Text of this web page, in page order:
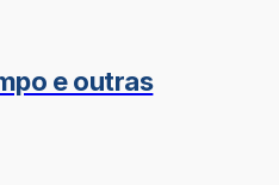
e outras